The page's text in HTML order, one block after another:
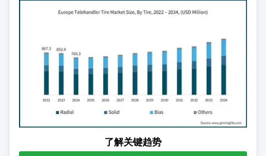
了解关键趋势